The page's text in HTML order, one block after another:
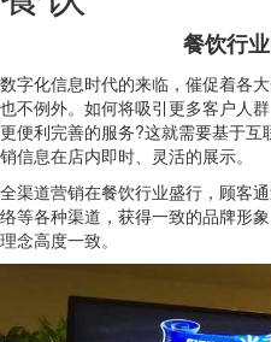
餐饮行
数字化信息时代的来临，催促着各
也不例外。如何将吸引更多客户人
更便利完善的服务?这就需要基于
销信息在店内即时、灵活的展示。
全渠道营销在餐饮行业盛行，顾客
络等各种渠道，获得一致的品牌形
理念高度一致。